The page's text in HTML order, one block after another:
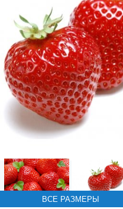
ВСЕ РАЗМЕРЫ
ВСЕ РАЗМЕРЫ